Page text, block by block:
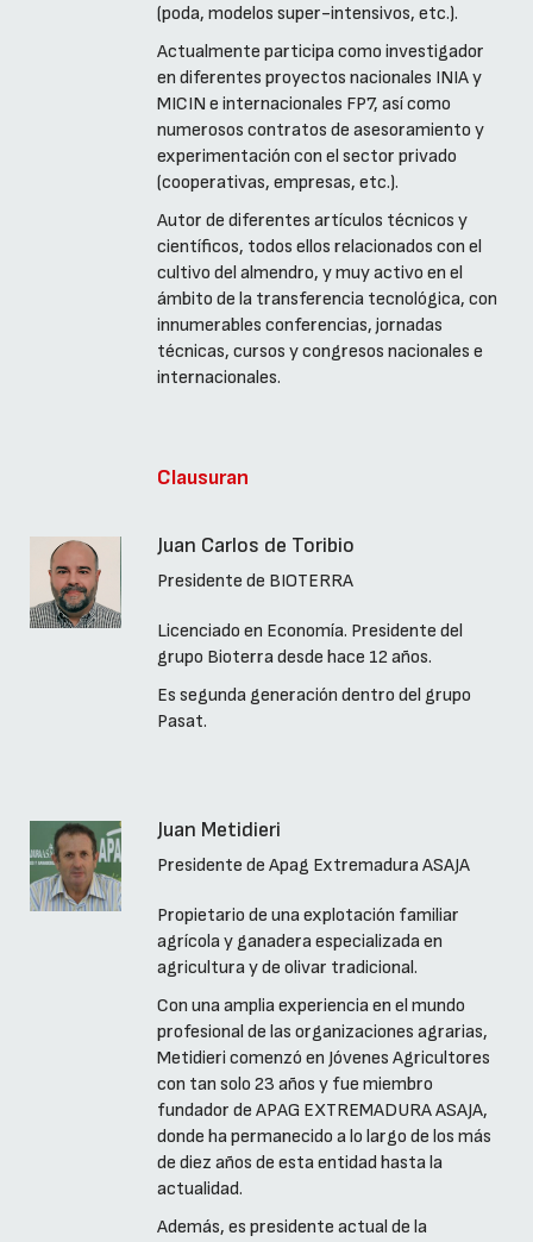
(poda, modelos super-intensivos, etc.).
Actualmente participa como investigador
en diferentes proyectos nacionales INIA y
MICIN e internacionales FP7, así como
numerosos contratos de asesoramiento y
experimentación con el sector privado
(cooperativas, empresas, etc.).
Autor de diferentes artículos técnicos y
científicos, todos ellos relacionados con el
cultivo del almendro, y muy activo en el
ámbito de la transferencia tecnológica, con
innumerables conferencias, jornadas
técnicas, cursos y congresos nacionales e
internacionales.
Clausuran
Juan Carlos de Toribio
Presidente de BIOTERRA
Licenciado en Economía. Presidente del
grupo Bioterra desde hace 12 años.
Es segunda generación dentro del grupo
Pasat.
Juan Metidieri
Presidente de Apag Extremadura ASAJA
Propietario de una explotación familiar
agrícola y ganadera especializada en
agricultura y de olivar tradicional.
Con una amplia experiencia en el mundo
profesional de las organizaciones agrarias,
Metidieri comenzó en Jóvenes Agricultores
con tan solo 23 años y fue miembro
fundador de APAG EXTREMADURA ASAJA,
donde ha permanecido a lo largo de los más
de diez años de esta entidad hasta la
actualidad.
Además, es presidente actual de la